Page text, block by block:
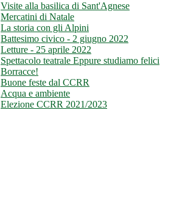
Visite alla basilica di Sant'Agnese
Mercatini di Natale
La storia con gli Alpini
Battesimo civico - 2 giugno 2022
Letture - 25 aprile 2022
Spettacolo teatrale Eppure studiamo felici
Borracce!
Buone feste dal CCRR
Acqua e ambiente
Elezione CCRR 2021/2023